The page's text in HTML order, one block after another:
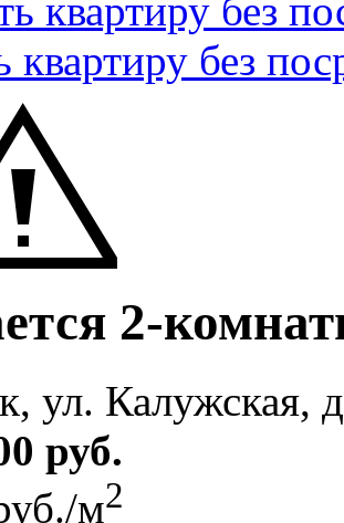
квартиру без
квартиру без
2-
ул. Калужская,
руб.
м2